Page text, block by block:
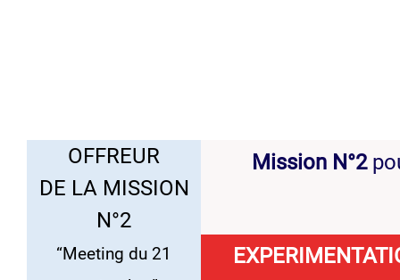
OFFREUR
DE LA MISSION
N°2
“Meeting du 21
Mission N°2